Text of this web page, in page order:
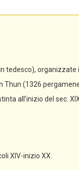
tedesco),
Thun (1326
all’inizio del sec.
XIV-inizio XX.